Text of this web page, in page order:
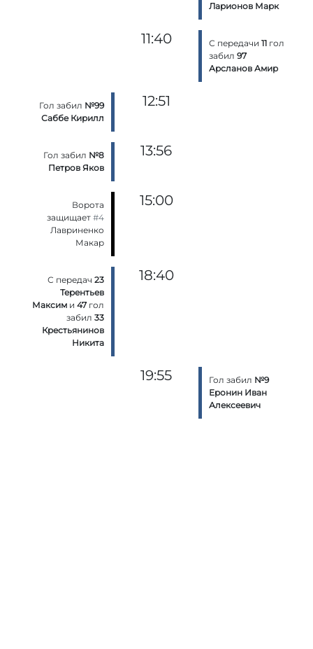
Ларионов Марк
11:40 С передачи 11 гол
забил 97
Арсланов Амир
Гол забил №99
Саббе Кирилл
12:51
Гол забил №8
Петров Яков
13:56
Ворота
защищает#4
Лавриненко
Макар
15:00
С передач23
Терентьев
Максим и47 гол
забил33
Крестьянинов
Никита
18:40
19:55 Гол забил №9
Еронин Иван
Алексеевич